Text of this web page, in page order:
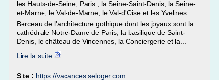
les Hauts-de-Seine, Paris , la Seine-Saint-Denis, la Seine-
et-Marne, le Val-de-Marne, le Val-d'Oise et les Yvelines .
Berceau de l'architecture gothique dont les joyaux sont la
cathédrale Notre-Dame de Paris, la basilique de Saint-
Denis, le château de Vincennes, la Conciergerie et la...
Lire la suite
Site : https://vacances.seloger.com